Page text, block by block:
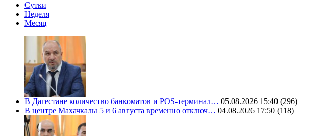
Сутки
Неделя
Месяц
В Дагестане количество банкоматов и POS-терминал… 05.08.2026 15:40 (296)
В центре Махачкалы 5 и 6 августа временно отключ… 04.08.2026 17:50 (118)